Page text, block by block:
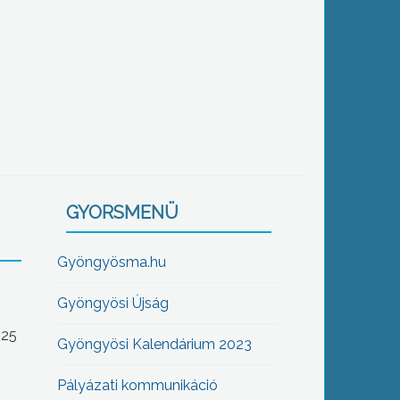
GYORSMENÜ
Gyöngyösma.hu
Gyöngyösi Újság
Gyöngyösi Kalendárium 2023
Pályázati kommunikáció